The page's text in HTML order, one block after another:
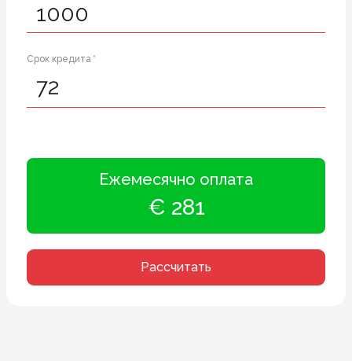
Срок кредита *
Ежемесячно оплата
€ 281
Рассчитать